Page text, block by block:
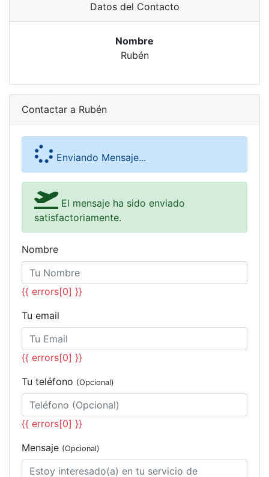
Datos del Contacto
Nombre
Rubén
Contactar a Rubén
Enviando Mensaje...
El mensaje ha sido enviado
satisfactoriamente.
Nombre
{{ errors[0] }}
Tu email
{{ errors[0] }}
Tu teléfono (Opcional)
{{ errors[0] }}
Mensaje (Opcional)